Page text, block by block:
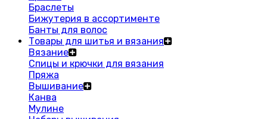
Браслеты
Бижутерия в ассортименте
Банты для волос
Товары для шитья и вязания
Вязание
Спицы и крючки для вязания
Пряжа
Вышивание
Канва
Мулине